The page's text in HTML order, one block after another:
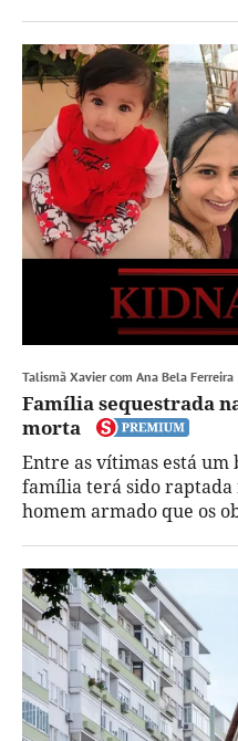
Talismã Xavier com Ana Bela Ferreira
Família sequestrada
morta
Entre as vítimas está um
família terá sido
homem armado que os